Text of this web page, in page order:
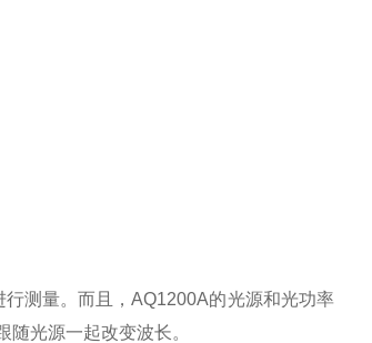
测量。而且，AQ1200A的光源和光功率
光源一起改变波长。